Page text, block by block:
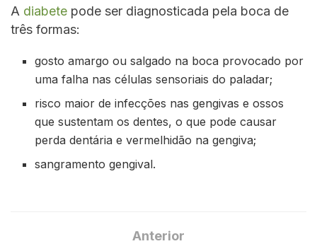
A diabete pode ser diagnosticada pela boca de
três formas:
gosto amargo ou salgado na boca provocado por
uma falha nas células sensoriais do paladar;
risco maior de infecções nas gengivas e ossos
que sustentam os dentes, o que pode causar
perda dentária e vermelhidão na gengiva;
sangramento gengival.
Anterior